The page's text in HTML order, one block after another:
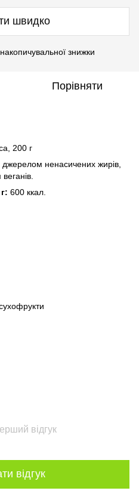
швидко
знижки
Порівняти
200 г
ненасичених жирів,
600 ккал.
відгук
відгук